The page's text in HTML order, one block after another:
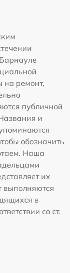
на ремонт,
публичной
и
обозначить
Наша
их
выполняются
в
со ст.